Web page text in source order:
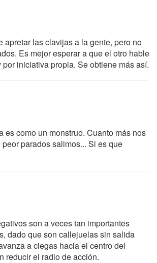
apretar las clavijas a la gente, pero no
Es mejor esperar a que el otro hable
iniciativa propia. Se obtiene más así.
es como un monstruo. Cuanto más nos
parados salimos... Si es que
son a veces tan importantes
dado que son callejuelas sin salida
a ciegas hacia el centro del
reducir el radio de acción.